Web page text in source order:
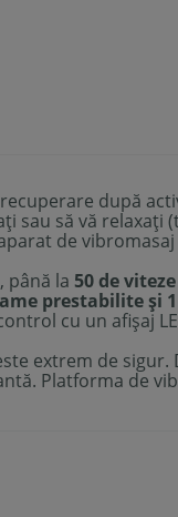
după
sau să vă relaxați
de
până la 50 de
prestabilite și
cu ​​un afișaj
extrem de
Platforma de